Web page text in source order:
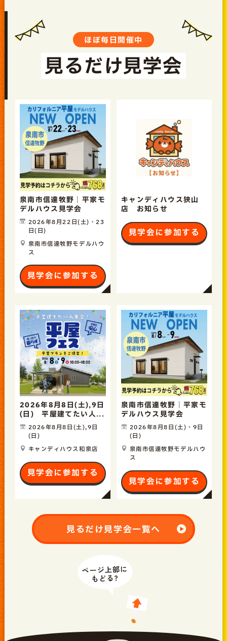
ほぼ毎日開催中
見るだけ見学会
泉南市信達牧野｜平家モ
デルハウス見学会
2026年8月22日(土)・23
日(日)
泉南市信達牧野モデルハウ
ス
見学会に参加する
キャンディハウス狭山
店 お知らせ
見学会に参加する
2026年8月8日(土),9日
(日) 平屋建てたい人...
2026年8月8日(土),9日
(日)
キャンディハウス和泉店
見学会に参加する
泉南市信達牧野｜平家モ
デルハウス見学会
2026年8月8日(土)・9日
(日)
泉南市信達牧野モデルハウ
ス
見学会に参加する
見るだけ見学会一覧へ